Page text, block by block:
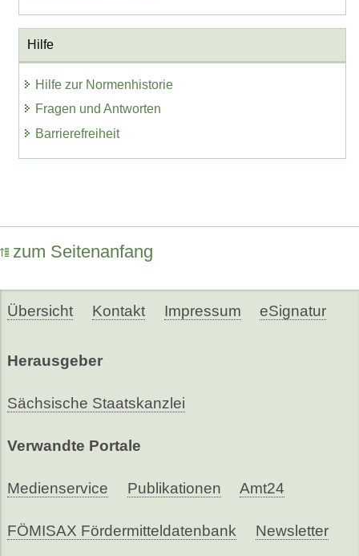
Hilfe
Hilfe zur Normenhistorie
Fragen und Antworten
Barrierefreiheit
zum Seitenanfang
Übersicht Kontakt Impressum eSignatur
Herausgeber
Sächsische Staatskanzlei
Verwandte Portale
Medienservice Publikationen Amt24
FÖMISAX Fördermitteldatenbank Newsletter